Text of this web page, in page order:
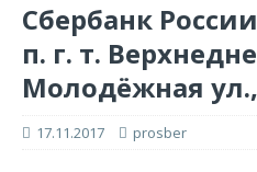
Сбербанк
п. г. т.
Молодёжная
17.11.2017 prosber